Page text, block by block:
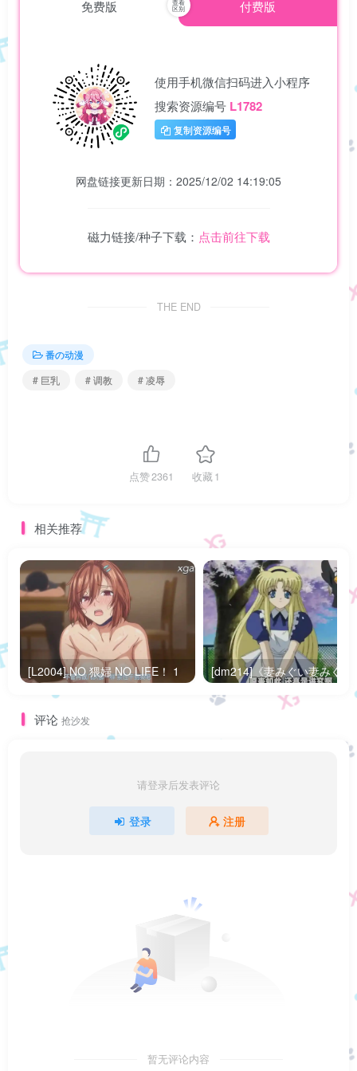
免费版 付费版
使用手机微信扫码进入小程序
搜索资源编号 L1782
复制资源编号
网盘链接更新日期：2025/12/02 14:19:05
磁力链接/种子下载： 点击前往下载
THE END
番の动漫
# 巨乳
# 调教 # 凌辱
点赞2361 收藏1
相关推荐
[L2004] NO 猥婦 NO LIFE！ 1
评论 抢沙发
请登录后发表评论
登录 注册
暂无评论内容